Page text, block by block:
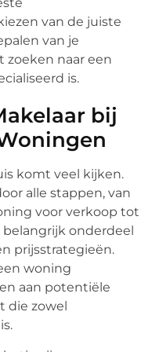
van de juiste
van je
zoeken naar een
is.
bij
komt veel kijken.
alle stappen, van
voor verkoop tot
onderdeel
prijsstrategieën.
woning
aan potentiële
die zowel